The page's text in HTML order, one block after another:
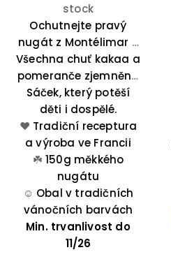
stock
Ochutnejte pravý
nugát z Montélimar s
čokoládou a
pomerančovou kůrou.
Všechna chuť kakaa a
pomeranče zjemněná
medem a mandlemi.
Potěšení, které na
konci roku velmi
oceníte! Tento
čokoládový nugát se
bude skvěle vyjímat
na vašich svátečních
stolech!
Sáček, který potěší
děti i dospělé.
❤️ Tradiční receptura
a výroba ve Francii
☘️ 150g měkkého
nugátu
☺️ Obal v tradičních
vánočních barvách
Min. trvanlivost do
11/26